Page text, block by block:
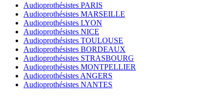
Audioprothésistes PARIS
Audioprothésistes MARSEILLE
Audioprothésistes LYON
Audioprothésistes NICE
Audioprothésistes TOULOUSE
Audioprothésistes BORDEAUX
Audioprothésistes STRASBOURG
Audioprothésistes MONTPELLIER
Audioprothésistes ANGERS
Audioprothésistes NANTES